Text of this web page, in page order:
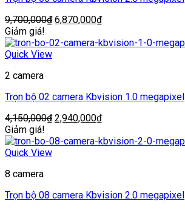
9,700,000₫ Giá
là:
6,870,000₫Giá
tại
Giảm giá!
Quick View
2 camera
Trọn bộ 02 camera Kbvision 1.0 megapixel
4,150,000₫ Giá
là:
2,940,000₫Giá
tại
Giảm giá!
Quick View
8 camera
Trọn bộ 08 camera Kbvision 2.0 megapixel